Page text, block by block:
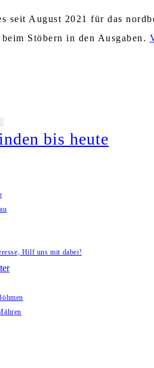
seit August 2021 für das
Stöbern in den Ausgaben.
bis heute
Hilf uns mit dabei!